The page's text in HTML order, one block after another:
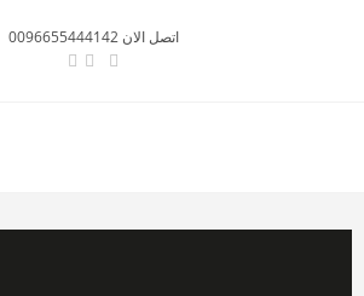
اتصل الان 0096655444142